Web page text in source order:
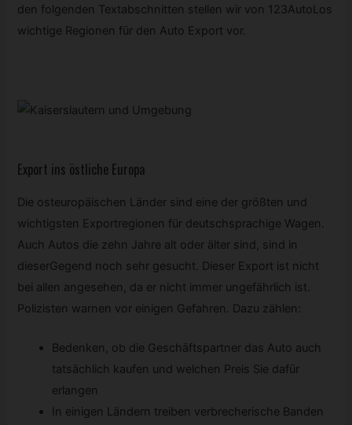
den folgenden Textabschnitten stellen wir von 123AutoLos
wichtige Regionen für den Auto Export vor.
Export ins östliche Europa
Die osteuropäischen Länder sind eine der größten und
wichtigsten Exportregionen für deutschsprachige Wagen.
Auch Autos die zehn Jahre alt oder älter sind, sind in
dieserGegend noch sehr gesucht. Dieser Export ist nicht
bei allen angesehen, da er nicht immer ungefährlich ist.
Polizisten warnen vor einigen Gefahren. Dazu zählen:
Bedenken, ob die Geschäftspartner das Auto auch
tatsächlich kaufen und welchen Preis Sie dafür
erlangen
In einigen Ländern treiben verbrecherische Banden